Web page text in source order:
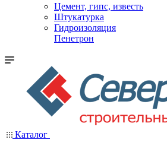
Цемент, гипс, известь
Штукатурка
Гидроизоляция
Пенетрон
Каталог